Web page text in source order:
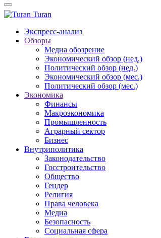
Turan
Экспресс-анализ
Обзоры
Медиа обозрение
Экономический обзор (нед.)
Политический обзор (нед.)
Экономический обзор (мес.)
Политический обзор (мес.)
Экономика
Финансы
Макроэкономика
Промышленность
Аграрный сектор
Бизнес
Внутриполитика
Законодательство
Госстроительство
Общество
Гендер
Религия
Права человека
Медиа
Безопасность
Социальная сфера